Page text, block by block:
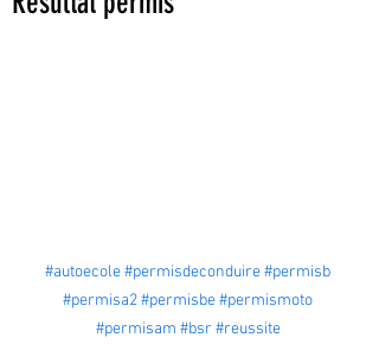
#autoecole#permisdeconduire#permisb
#permisa2#permisbe#permismoto
#permisam #bsr #reussite